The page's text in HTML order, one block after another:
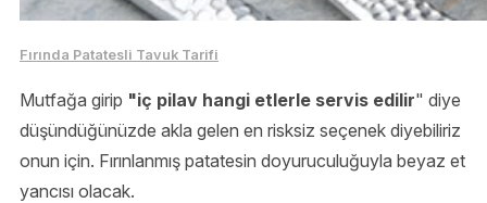
Fırında Patatesli Tavuk Tarifi
Mutfağa girip "iç pilav hangi etlerle servis edilir" diye
düşündüğünüzde akla gelen en risksiz seçenek diyebiliriz
onun için. Fırınlanmış patatesin doyuruculuğuyla beyaz et
yancısı olacak.